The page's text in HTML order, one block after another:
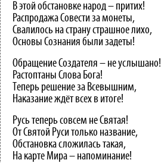
В этой обстановке народ – притих!
Распродажа Совести за монеты,
Свалилось на страну страшное лихо,
Основы Сознания были задеты!
Обращение Создателя – не услышано!
Растоптаны Слова Бога!
Теперь решение за Всевышним,
Наказание ждёт всех в итоге!
Русь теперь совсем не Святая!
От Святой Руси только название,
Обстановка сложилась такая,
На карте Мира – напоминание!